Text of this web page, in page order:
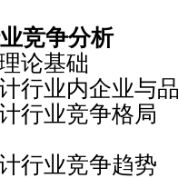
竞争分析
论基础
业内企业与
业竞争格局
业竞争趋势